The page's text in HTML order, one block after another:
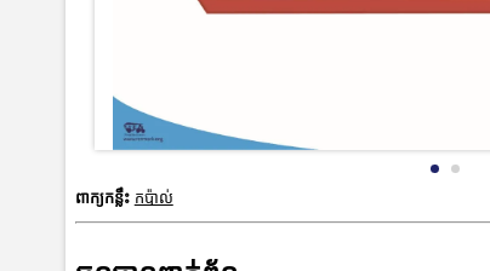
ពាក្យកន្លឹះ កប៉ាល់